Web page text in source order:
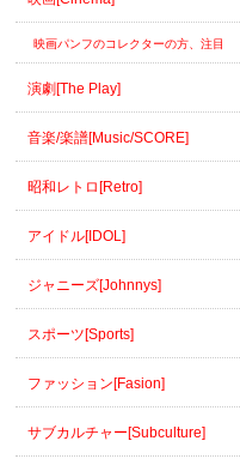
映画パンフのコレクターの方、注目
演劇[The Play]
音楽/楽譜[Music/SCORE]
昭和レトロ[Retro]
アイドル[IDOL]
ジャニーズ[Johnnys]
スポーツ[Sports]
ファッション[Fasion]
サブカルチャー[Subculture]